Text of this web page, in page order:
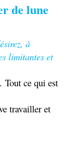
lune
à
limitantes et
Tout ce qui est
travailler et